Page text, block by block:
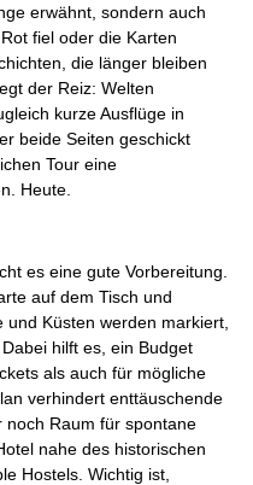
erwähnt, sondern auch
fiel oder die Karten
die länger bleiben
der Reiz: Welten
kurze Ausflüge in
beide Seiten geschickt
Tour eine
Heute.
es eine gute Vorbereitung.
auf dem Tisch und
Küsten werden markiert,
hilft es, ein Budget
als auch für mögliche
verhindert enttäuschende
noch Raum für spontane
nahe des historischen
Hostels. Wichtig ist,